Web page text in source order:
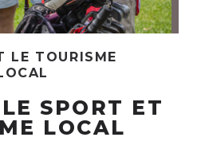
LE TOURISME
SPORT ET
LOCAL